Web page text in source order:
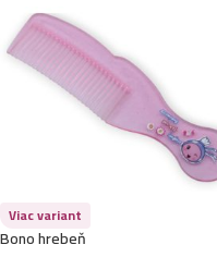
Viac variant
Bono hrebeň